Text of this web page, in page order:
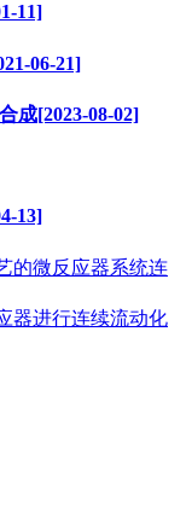
11]
06-21]
成[2023-08-02]
13]
的微反应器系统连
器进行连续流动化